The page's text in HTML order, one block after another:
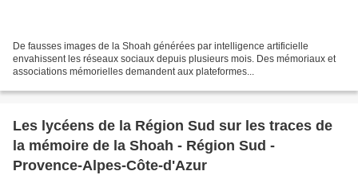
De fausses images de la Shoah générées par intelligence artificielle
envahissent les réseaux sociaux depuis plusieurs mois. Des mémoriaux et
associations mémorielles demandent aux plateformes...
Les lycéens de la Région Sud sur les traces de
la mémoire de la Shoah - Région Sud -
Provence-Alpes-Côte-d'Azur